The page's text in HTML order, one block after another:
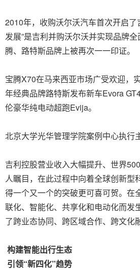
2010年，收购沃尔沃汽车首次开启了
发展”是吉利并购沃尔沃并实现品牌
腾、路特斯品牌上被再次一一印证。
宝腾X70在马来西亚市场广受欢迎，
年经典品牌路特斯发布新车Evora
伦豪华纯电动超跑Evija。
北京大学光华管理学院案例中心执行
吉利控股营业收入大幅提升、世界
人瞩目，在此过程中向着全球创新型
得一个又一个的突破更可喜可贺。在
联化、智能化、共享化和电动化而发
了跨业态协同、跨区域合作、跨文化
构建智能出行生态
引领“新四化”趋势